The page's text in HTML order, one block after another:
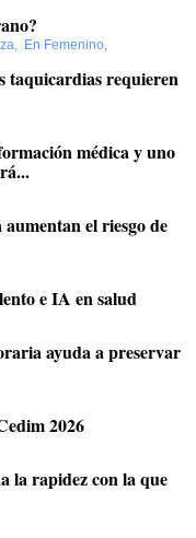
, En Femenino,
taquicardias requieren
médica y uno
aumentan el riesgo de
e IA en salud
ayuda a preservar
2026
la rapidez con la que